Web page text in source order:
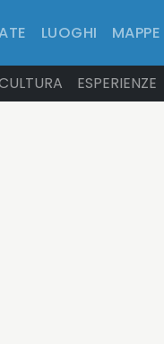
LUOGHI MAPPE
ESPERIENZE